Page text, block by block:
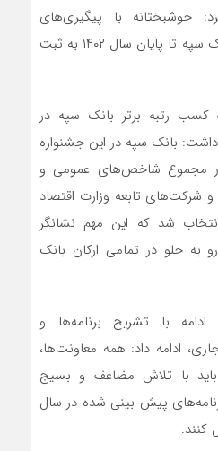
خوشبختانه با پیگیری‌های
مستمر، بدهی دولت به بانک سپه تا پایان سال ۱۴۰۲ به ثبت
کسب رتبه برتر بانک سپه در
داشت: بانک سپه در این جشنواره
در مجموع شاخص‌های عمومی و
شرکت‌های تابعه وزارت اقتصاد
شد که این مهم نشانگر
به جلو در تمامی ارکان بانک
با تشریح برنامه‌ها و
ادامه داد: همه معاونت‌ها،
باید با تلاش مضاعف و بسیج
پیش بینی شده در سال
کنند.